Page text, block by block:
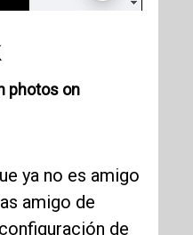
photos on
ya no es amigo
amigo de
de